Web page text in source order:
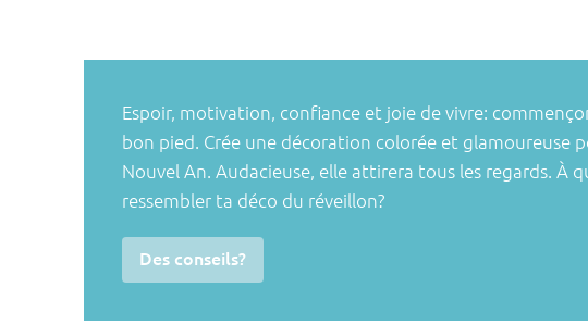
Espoir, motivation, confiance et joie de vivre:
bon pied. Crée une décoration colorée et glamoureuse
Nouvel An. Audacieuse, elle attirera tous les regards. À
ressembler ta déco du réveillon?
Des conseils?